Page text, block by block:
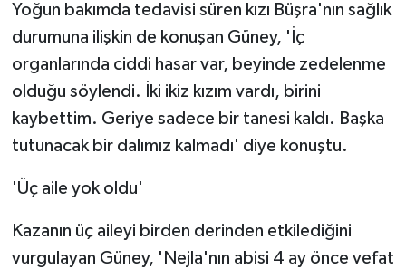
Yoğun bakımda tedavisi süren kızı Büşra'nın sağlık
durumuna ilişkin de konuşan Güney, 'İç
organlarında ciddi hasar var, beyinde zedelenme
olduğu söylendi. İki ikiz kızım vardı, birini
kaybettim. Geriye sadece bir tanesi kaldı. Başka
tutunacak bir dalımız kalmadı' diye konuştu.
'Üç aile yok oldu'
Kazanın üç aileyi birden derinden etkilediğini
vurgulayan Güney, 'Nejla'nın abisi 4 ay önce vefat